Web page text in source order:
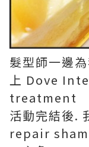
髮型師一邊
上 Dove
treatment
活動完結後.
repair